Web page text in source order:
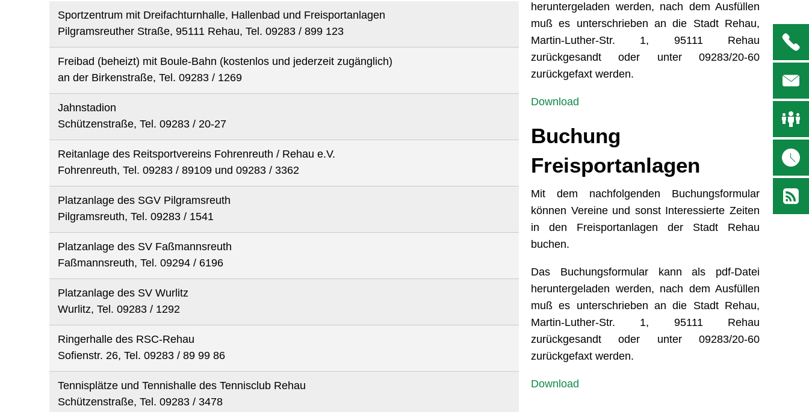
Sportzentrum mit Dreifachturnhalle, Hallenbad und Freisportanlagen
Pilgramsreuther Straße, 95111 Rehau, Tel. 09283 / 899 123
Freibad (beheizt) mit Boule-Bahn (kostenlos und jederzeit zugänglich)
an der Birkenstraße, Tel. 09283 / 1269
Jahnstadion
Schützenstraße, Tel. 09283 / 20-27
Reitanlage des Reitsportvereins Fohrenreuth / Rehau e.V.
Fohrenreuth, Tel. 09283 / 89109 und 09283 / 3362
Platzanlage des SGV Pilgramsreuth
Pilgramsreuth, Tel. 09283 / 1541
Platzanlage des SV Faßmannsreuth
Faßmannsreuth, Tel. 09294 / 6196
Platzanlage des SV Wurlitz
Wurlitz, Tel. 09283 / 1292
Ringerhalle des RSC-Rehau
Sofienstr. 26, Tel. 09283 / 89 99 86
Tennisplätze und Tennishalle des Tennisclub Rehau
Schützenstraße, Tel. 09283 / 3478
heruntergeladen werden, nach dem Ausfüllen
muß es unterschrieben an die Stadt Rehau,
Martin-Luther-Str. 1, 95111 Rehau
zurückgesandt oder unter 09283/20-60
zurückgefaxt werden.
Download
Buchung
Freisportanlagen
Mit dem nachfolgenden Buchungsformular
können Vereine und sonst Interessierte Zeiten
in den Freisportanlagen der Stadt Rehau
buchen.
Das Buchungsformular kann als pdf-Datei
heruntergeladen werden, nach dem Ausfüllen
muß es unterschrieben an die Stadt Rehau,
Martin-Luther-Str. 1, 95111 Rehau
zurückgesandt oder unter 09283/20-60
zurückgefaxt werden.
Download